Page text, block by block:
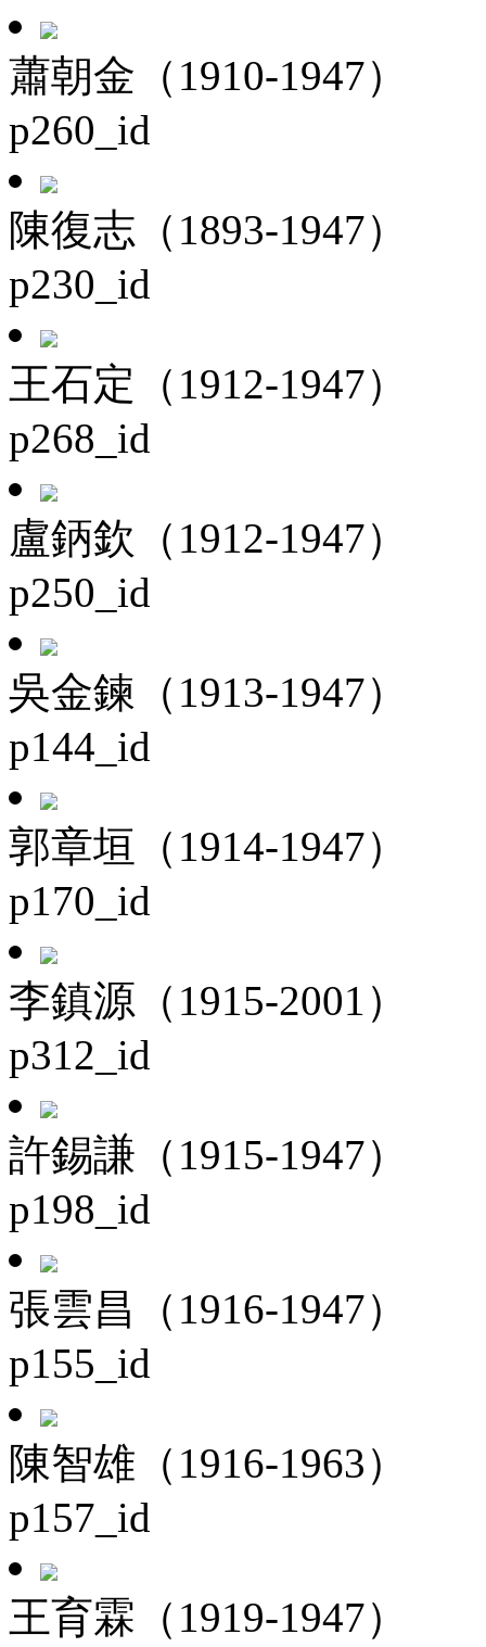
蕭朝金（1910-1947）
p260_id
陳復志（1893-1947）
p230_id
王石定（1912-1947）
p268_id
盧鈵欽（1912-1947）
p250_id
吳金鍊（1913-1947）
p144_id
郭章垣（1914-1947）
p170_id
李鎮源（1915-2001）
p312_id
許錫謙（1915-1947）
p198_id
張雲昌（1916-1947）
p155_id
陳智雄（1916-1963）
p157_id
王育霖（1919-1947）